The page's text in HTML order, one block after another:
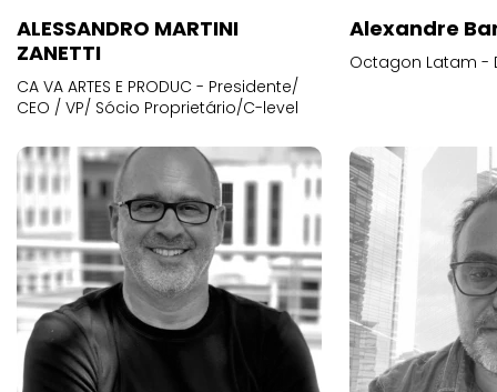
ALESSANDRO MARTINI
ZANETTI
CA VA ARTES E PRODUC - Presidente/
CEO / VP/ Sócio Proprietário/C-level
Alexandre
Octagon Latam -